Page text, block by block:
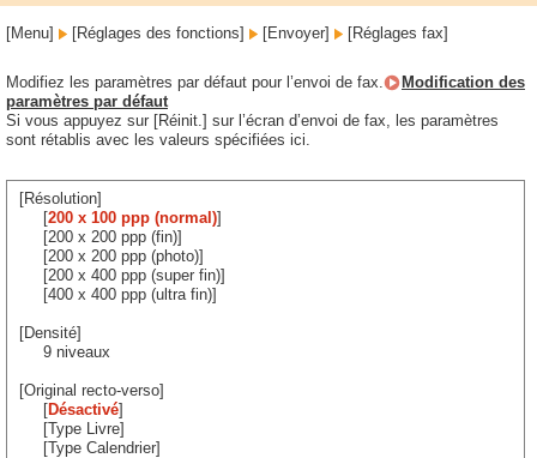
[Menu] [Réglages des fonctions] [Envoyer] [Réglages fax]
Modifiez les paramètres par défaut pour l’envoi de fax.
Modification des
paramètres par défaut
Si vous appuyez sur [Réinit.] sur l’écran d’envoi de fax, les paramètres
sont rétablis avec les valeurs spécifiées ici.
[Résolution]
[200 x 100 ppp (normal)]
[200 x 200 ppp (fin)]
[200 x 200 ppp (photo)]
[200 x 400 ppp (super fin)]
[400 x 400 ppp (ultra fin)]
[Densité]
9 niveaux
[Original recto-verso]
[Désactivé]
[Type Livre]
[Type Calendrier]